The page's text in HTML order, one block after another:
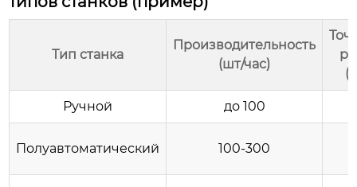
Тип станка
Производительность
(шт/час)
Ручной до 100
Полуавтоматический 100-300